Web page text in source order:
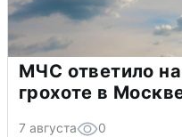
МЧС ответило
грохоте в
7 августа 0